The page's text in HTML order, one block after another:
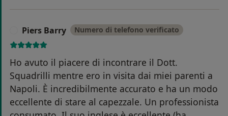
Piers Barry Numero di telefono verificato
Ho avuto il piacere di incontrare il Dott.
Squadrilli mentre ero in visita dai miei parenti a
Napoli. È incredibilmente accurato e ha un modo
eccellente di stare al capezzale. Un professionista